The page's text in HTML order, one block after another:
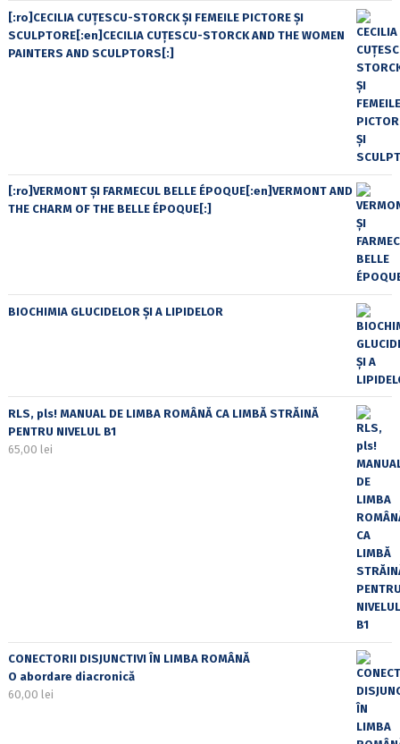
[:ro]CECILIA CUŢESCU-STORCK ŞI FEMEILE PICTORE ŞI
SCULPTORE[:en]CECILIA CUŢESCU-STORCK AND THE WOMEN
PAINTERS AND SCULPTORS[:]
[:ro]VERMONT ȘI FARMECUL BELLE ÉPOQUE[:en]VERMONT AND
THE CHARM OF THE BELLE ÉPOQUE[:]
BIOCHIMIA GLUCIDELOR ȘI A LIPIDELOR
RLS, pls! MANUAL DE LIMBA ROMÂNĂ CA LIMBĂ STRĂINĂ
PENTRU NIVELUL B1
65,00 lei
CONECTORII DISJUNCTIVI ÎN LIMBA ROMÂNĂ
O abordare diacronică
60,00 lei